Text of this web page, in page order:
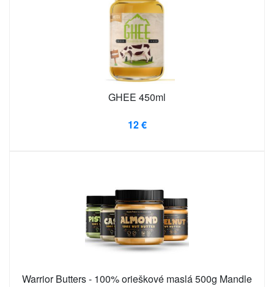
GHEE 450ml
12 €
Warrior Butters - 100% orieškové maslá 500g Mandle